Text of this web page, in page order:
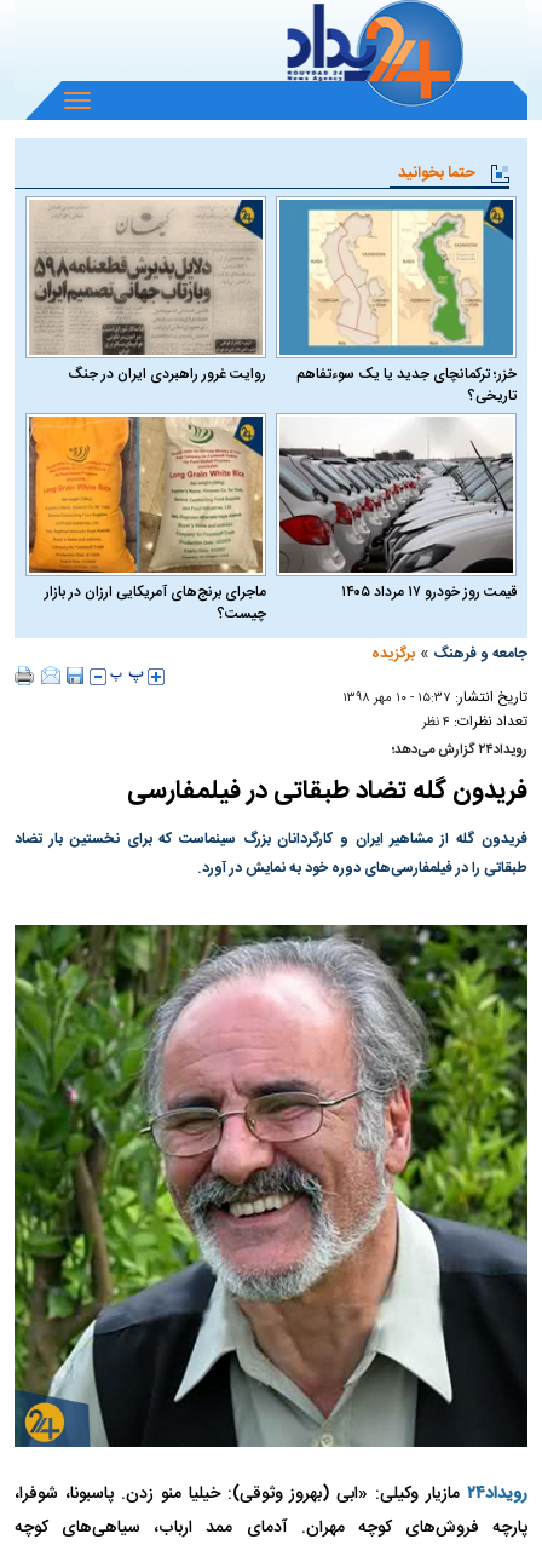
باز
و
منو
حتما بخوانید
خزر؛ ترکمانچای جدید یا یک سوءتفاهم
تاریخی؟
روایت غرور راهبردی ایران در جنگ
قیمت روز خودرو ۱۷ مرداد ۱۴۰۵
ماجرای برنج‌های آمریکایی ارزان در بازار
چیست؟
جامعه و فرهنگ »برگزیده
تاریخ انتشار: ۱۵:۳۷ - ۱۰ مهر ۱۳۹۸
تعداد نظرات: ۴ نظر
رویداد۲۴ گزارش می‌دهد؛
فریدون گله تضاد طبقاتی در فیلمفارسی
فریدون گله از مشاهیر ایران و کارگردانان بزرگ سینماست که برای نخستین بار تضاد
طبقاتی را در فیلمفارسی‌های دوره خود به نمایش در آورد.
رویداد۲۴
مازیار وکیلی: «ابی (بهروز وثوقی): خیلیا منو زدن. پاسبونا، شوفرا،
پارچه فروش‌های کوچه مهران. آدمای ممد ارباب، سیاهی‌های کوچه